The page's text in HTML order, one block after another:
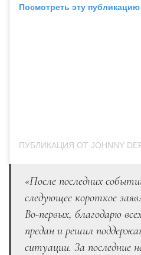
Посмотреть эту
ПУБЛИКАЦИЯ ОТ JOHNNY
«После последних
следующее короткое
Во-первых, благодарю
предан и решил
ситуации. За последние